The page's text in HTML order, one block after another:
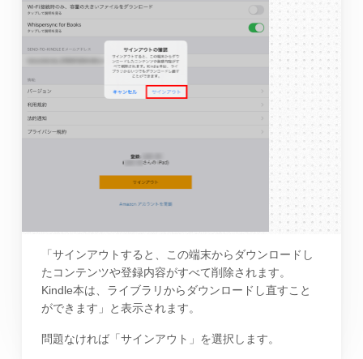
「サインアウトすると、この端末からダウンロードし
たコンテンツや登録内容がすべて削除されます。
Kindle本は、ライブラリからダウンロードし直すこと
ができます」と表示されます。
問題なければ「サインアウト」を選択します。